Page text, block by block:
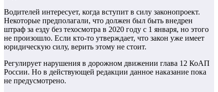
Водителей интересует, когда вступит в силу законопроект.
Некоторые предполагали, что должен был быть внедрен
штраф за езду без техосмотра в 2020 году с 1 января, но этого
не произошло. Если кто-то утверждает, что закон уже имеет
юридическую силу, верить этому не стоит.
Регулирует нарушения в дорожном движении глава 12 КоАП
России. Но в действующей редакции данное наказание пока
не предусмотрено.